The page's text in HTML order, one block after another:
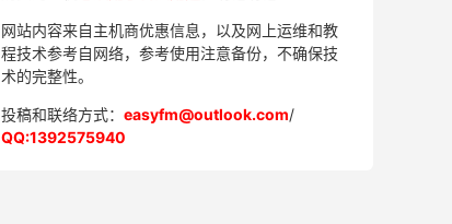
网站内容来自主机商优惠信息，以及网上运维和教
程技术参考自网络，参考使用注意备份，不确保技
术的完整性。
投稿和联络方式： easyfm@outlook.com/
QQ:1392575940